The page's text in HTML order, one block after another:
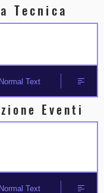
Tecnica
Normal Text
Eventi
Normal Text